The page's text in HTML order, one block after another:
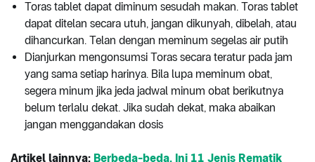
Toras tablet dapat diminum sesudah makan. Toras tablet
dapat ditelan secara utuh, jangan dikunyah, dibelah, atau
dihancurkan. Telan dengan meminum segelas air putih
Dianjurkan mengonsumsi Toras secara teratur pada jam
yang sama setiap harinya. Bila lupa meminum obat,
segera minum jika jeda jadwal minum obat berikutnya
belum terlalu dekat. Jika sudah dekat, maka abaikan
jangan menggandakan dosis
Artikel lainnya: Berbeda-beda, Ini 11 Jenis Rematik